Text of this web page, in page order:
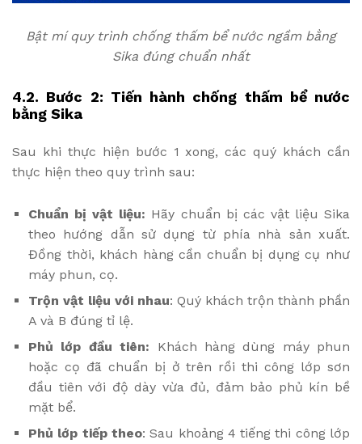
Bật mí quy trình chống thấm bể nước ngầm bằng
Sika đúng chuẩn nhất
4.2. Bước 2: Tiến hành chống thấm bể nước
bằng Sika
Sau khi thực hiện bước 1 xong, các quý khách cần
thực hiện theo quy trình sau:
Chuẩn bị vật liệu: Hãy chuẩn bị các vật liệu Sika
theo hướng dẫn sử dụng từ phía nhà sản xuất.
Đồng thời, khách hàng cần chuẩn bị dụng cụ như
máy phun, cọ.
Trộn vật liệu với nhau: Quý khách trộn thành phần
A và B đúng tỉ lệ.
Phủ lớp đầu tiên: Khách hàng dùng máy phun
hoặc cọ đã chuẩn bị ở trên rồi thi công lớp sơn
đầu tiên với độ dày vừa đủ, đảm bảo phủ kín bề
mặt bể.
Phủ lớp tiếp theo: Sau khoảng 4 tiếng thi công lớp